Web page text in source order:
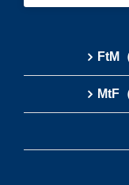
FtM
MtF